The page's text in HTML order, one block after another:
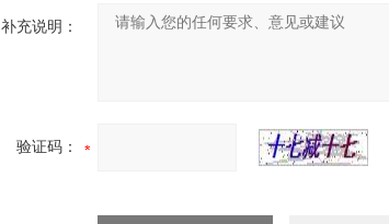
补充说明：
验证码：